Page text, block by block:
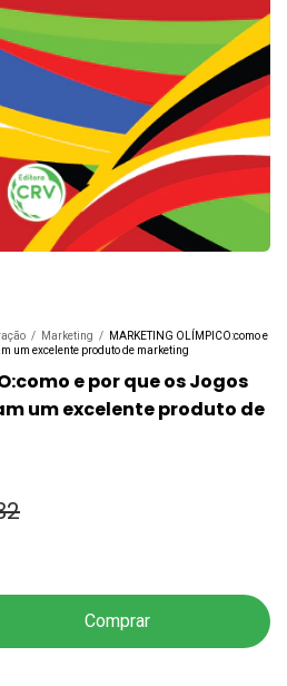
/ Marketing /
MARKETING OLÍMPICO:como e
um excelente produto de marketing
e por que os Jogos
um excelente produto de